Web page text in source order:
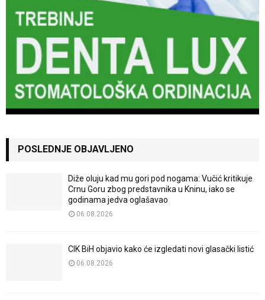
POSLEDNJE OBJAVLJENO
Diže oluju kad mu gori pod nogama: Vučić kritikuje
Crnu Goru zbog predstavnika u Kninu, iako se
godinama jedva oglašavao
06.08.2026
CIK BiH objavio kako će izgledati novi glasački listić
06.08.2026